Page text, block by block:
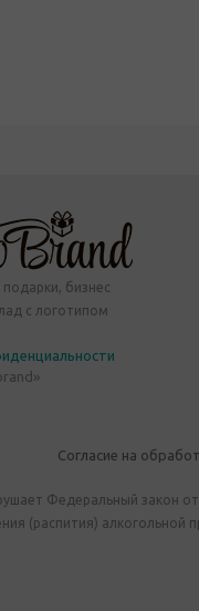
бизнес
с логотипом
Согласие на
Федеральный закон
(распития) алкогольной